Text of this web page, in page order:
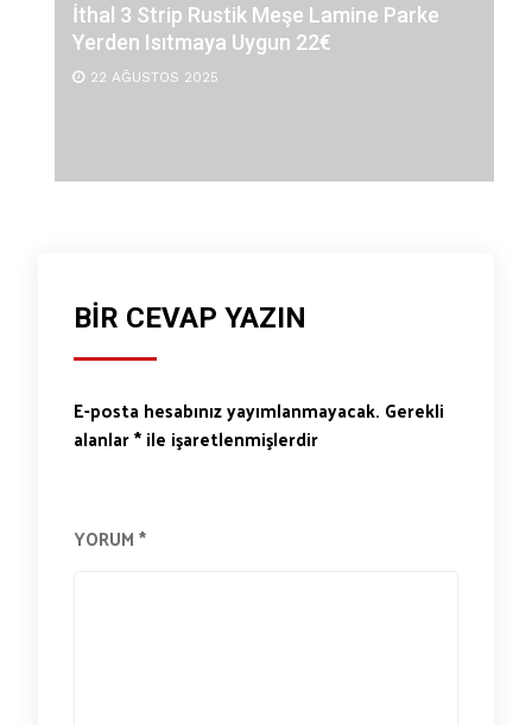
İthal 3 Strip Rustik Meşe Lamine Parke
Yerden Isıtmaya Uygun 22€
22 AĞUSTOS 2025
BIR CEVAP YAZIN
E-posta hesabınız yayımlanmayacak. Gerekli
alanlar*ile işaretlenmişlerdir
YORUM*